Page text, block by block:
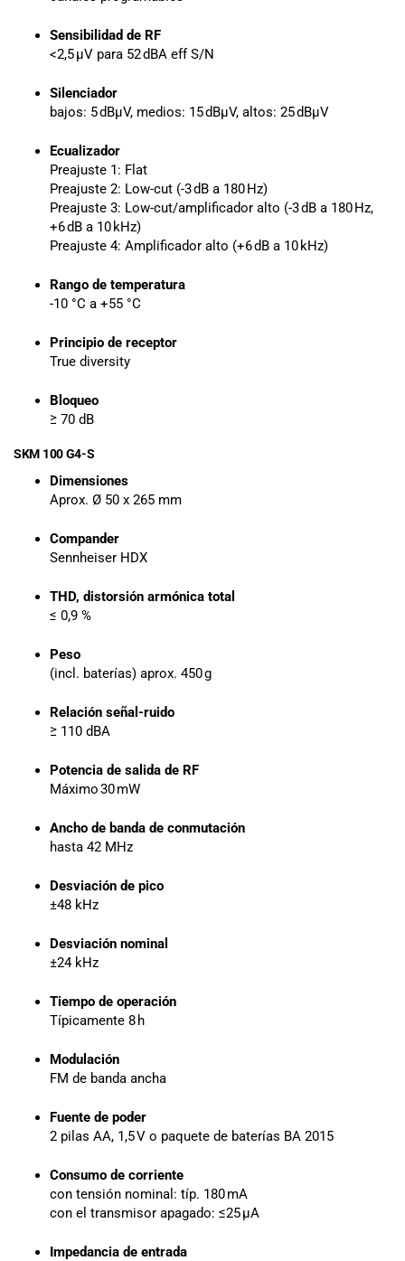
Sensibilidad de RF
<2,5 μV para 52 dBA eff S/N
Silenciador
bajos: 5 dBµV, medios: 15 dBµV, altos: 25 dBμV
Ecualizador
Preajuste 1: Flat
Preajuste 2: Low-cut (-3 dB a 180 Hz)
Preajuste 3: Low-cut/amplificador alto (-3 dB a 180 Hz,
+6 dB a 10 kHz)
Preajuste 4: Amplificador alto (+6 dB a 10 kHz)
Rango de temperatura
-10 °C a +55 °C
Principio de receptor
True diversity
Bloqueo
≥ 70 dB
SKM 100 G4-S
Dimensiones
Aprox. Ø 50 x 265 mm
Compander
Sennheiser HDX
THD, distorsión armónica total
≤ 0,9 %
Peso
(incl. baterías) aprox. 450 g
Relación señal-ruido
≥ 110 dBA
Potencia de salida de RF
Máximo 30 mW
Ancho de banda de conmutación
hasta 42 MHz
Desviación de pico
±48 kHz
Desviación nominal
±24 kHz
Tiempo de operación
Típicamente 8 h
Modulación
FM de banda ancha
Fuente de poder
2 pilas AA, 1,5 V o paquete de baterías BA 2015
Consumo de corriente
con tensión nominal: típ. 180 mA
con el transmisor apagado: ≤25 µA
Impedancia de entrada